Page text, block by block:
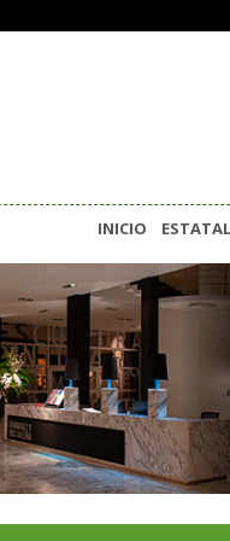
INICIO ESTATAL